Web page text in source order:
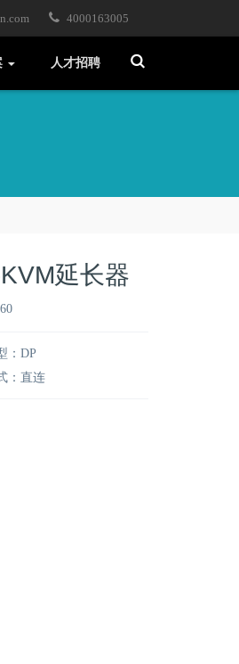
4000163005
T
o
g
h
人才招聘
延长器
：DP
：直连